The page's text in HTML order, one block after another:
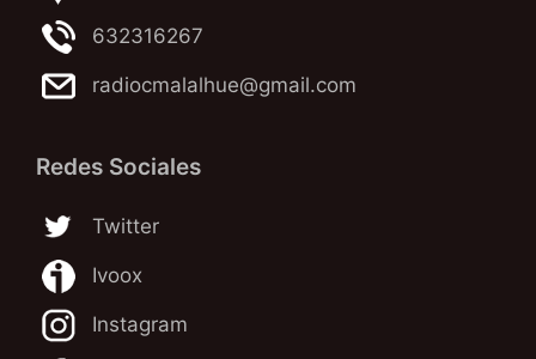
632316267
radiocmalalhue@gmail.com
Redes Sociales
Twitter
Ivoox
Instagram